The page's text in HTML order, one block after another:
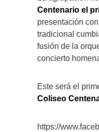
Centenario el
presentación
tradicional
fusión de la
concierto
Este será el
Coliseo
https://